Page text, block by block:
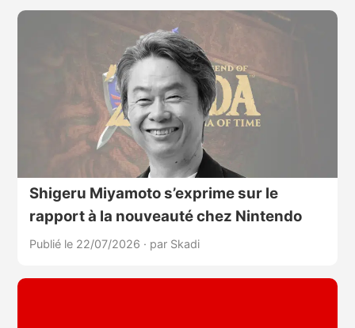
Shigeru Miyamoto s’exprime sur le
rapport à la nouveauté chez Nintendo
Publié le 22/07/2026 · par Skadi